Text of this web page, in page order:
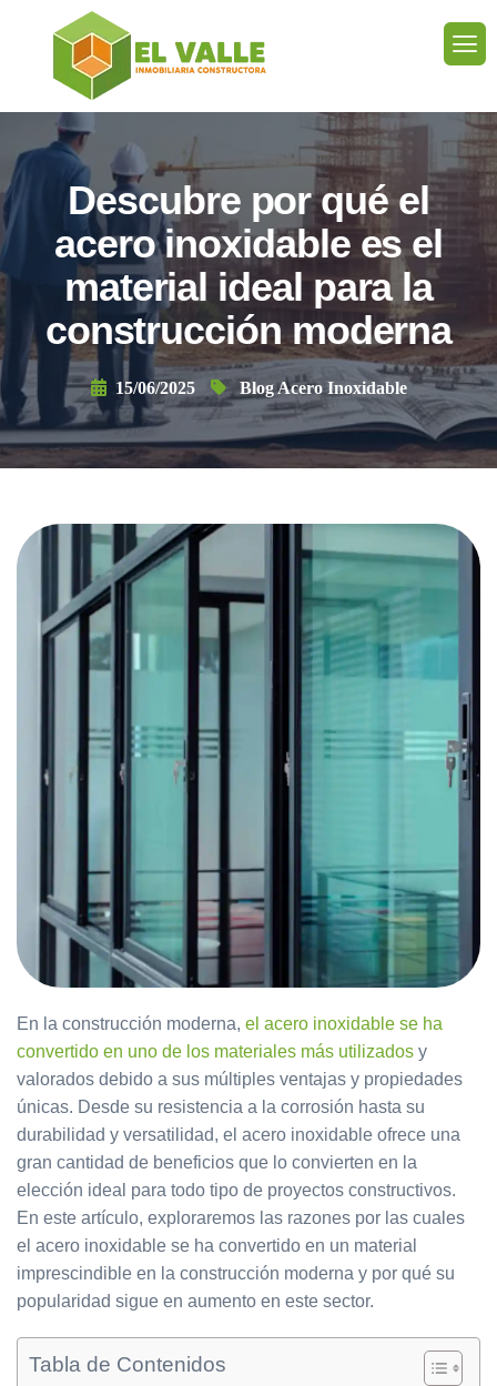
Descubre por qué el
acero inoxidable es el
material ideal para la
construcción moderna
15/06/2025 Blog Acero Inoxidable
En la construcción moderna, el acero inoxidable se ha
convertido en uno de los materiales más utilizados y
valorados debido a sus múltiples ventajas y propiedades
únicas. Desde su resistencia a la corrosión hasta su
durabilidad y versatilidad, el acero inoxidable ofrece una
gran cantidad de beneficios que lo convierten en la
elección ideal para todo tipo de proyectos constructivos.
En este artículo, exploraremos las razones por las cuales
el acero inoxidable se ha convertido en un material
imprescindible en la construcción moderna y por qué su
popularidad sigue en aumento en este sector.
Tabla de Contenidos